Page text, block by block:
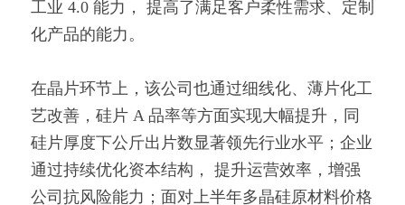
工业 4.0 能力， 提高了满足客户柔性需求、定制
化产品的能力。
在晶片环节上，该公司也通过细线化、薄片化工
艺改善，硅片 A 品率等方面实现大幅提升，同
硅片厚度下公斤出片数显著领先行业水平；企业
通过持续优化资本结构， 提升运营效率，增强
公司抗风险能力；面对上半年多晶硅原材料价格